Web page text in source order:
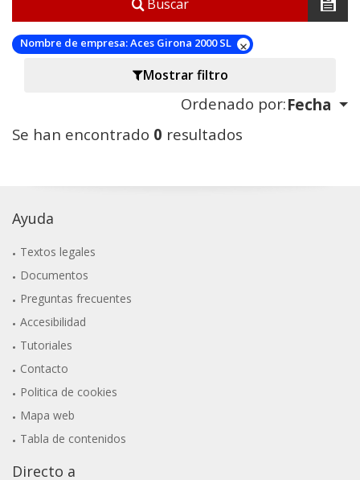
Buscar
Nombre de empresa:Aces Girona 2000 SL
Mostrar filtro
Ordenado por:Fecha
Se han encontrado 0 resultados
Ayuda
Textos legales
Documentos
Preguntas frecuentes
Accesibilidad
Tutoriales
Contacto
Politica de cookies
Mapa web
Tabla de contenidos
Directo a